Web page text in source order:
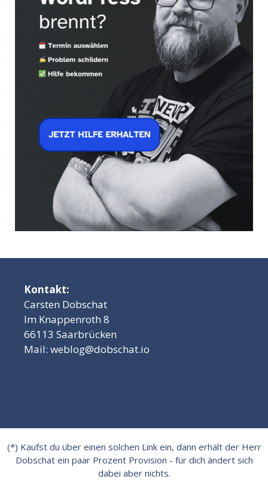
Kontakt:
Carsten Dobschat
Im Knappenroth 8
66113 Saarbrücken
Mail: weblog@dobschat.io
(*) Kaufst du über einen solchen Link ein, dann erhält der Herr
Dobschat ein paar Prozent Provision - für dich ändert sich
dabei aber nichts.